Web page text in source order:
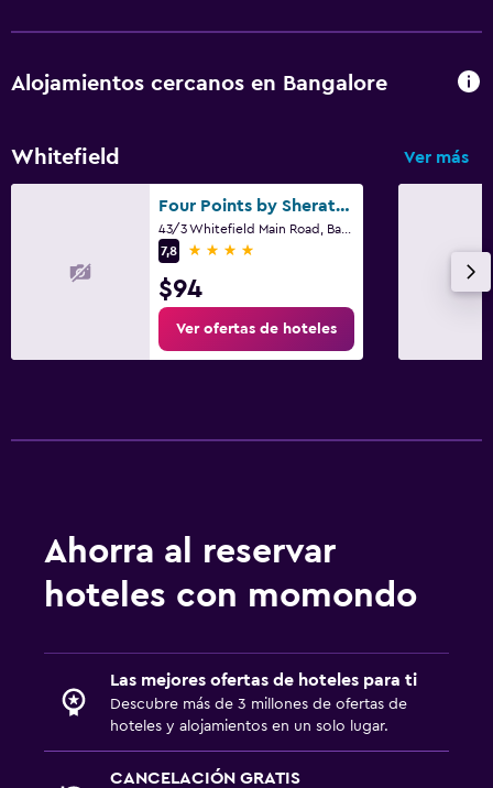
Alojamientos cercanos en Bangalore
Whitefield Ver más
Four Points by Sheraton Bengaluru, Whitefield
7,8
4 estrellas
$94
Ver ofertas de hoteles
Ahorra al reservar
hoteles con momondo
Las mejores ofertas de hoteles para ti
Descubre más de 3 millones de ofertas de
hoteles y alojamientos en un solo lugar.
CANCELACIÓN GRATIS